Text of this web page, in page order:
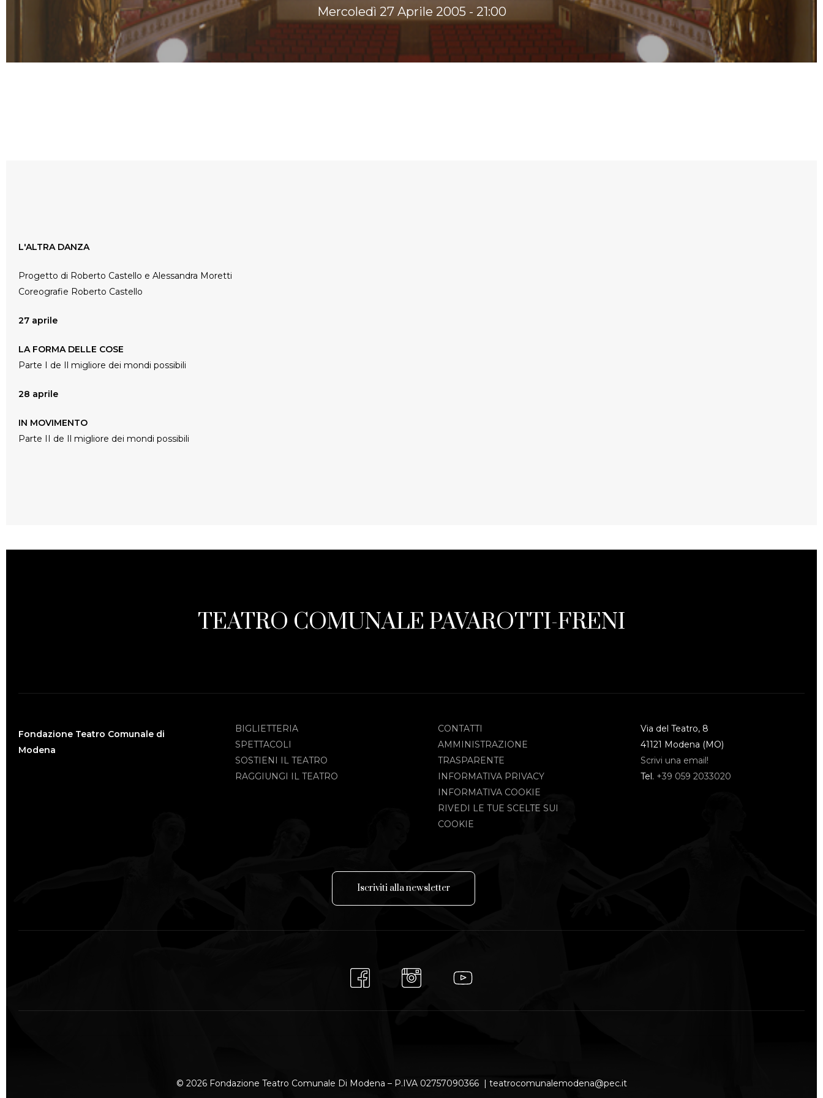
Mercoledì 27 Aprile 2005 - 21:00
L'ALTRA DANZA
Progetto di Roberto Castello e Alessandra Moretti
Coreografie Roberto Castello
27 aprile
LA FORMA DELLE COSE
Parte I de Il migliore dei mondi possibili
28 aprile
IN MOVIMENTO
Parte II de Il migliore dei mondi possibili
TEATRO COMUNALE PAVAROTTI-FRENI
Fondazione Teatro Comunale di
Modena
BIGLIETTERIA
SPETTACOLI
SOSTIENI IL TEATRO
RAGGIUNGI IL TEATRO
CONTATTI
AMMINISTRAZIONE
TRASPARENTE
INFORMATIVA PRIVACY
INFORMATIVA COOKIE
RIVEDI LE TUE SCELTE SUI
COOKIE
Via del Teatro, 8
41121 Modena (MO)
Scrivi una email!
Tel. +39 059 2033020
Iscriviti allanewsletter
© 2026 Fondazione Teatro Comunale Di Modena – P.IVA 02757090366 | teatrocomunalemodena@pec.it